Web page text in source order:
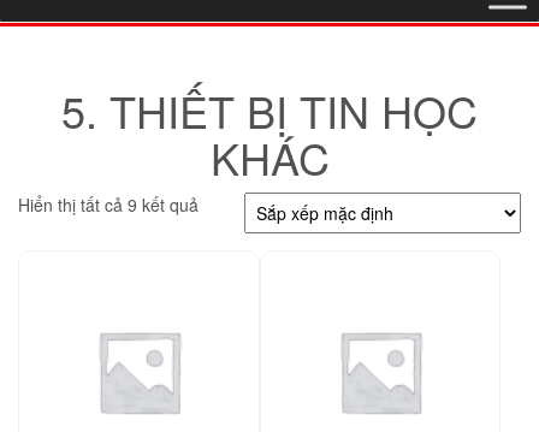
5. THIẾT BỊ TIN HỌC
KHÁC
Hiển thị tất cả 9 kết quả